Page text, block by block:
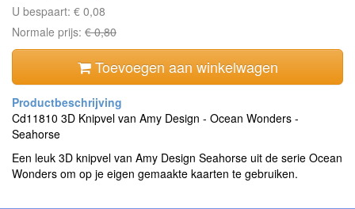
U bespaart: € 0,08
Normale prijs: € 0,80
Toevoegen aan winkelwagen
Cd11810 3D Knipvel van Amy Design - Ocean Wonders -
Seahorse
Een leuk 3D knipvel van Amy Design Seahorse uit de serie Ocean
Wonders om op je eigen gemaakte kaarten te gebruiken.